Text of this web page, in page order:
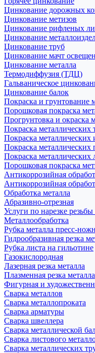
Цинкование дорожных
Цинкование метизов
Цинкование рифленых
Цинкование
Цинкование труб
Цинкование мачт
Цинкование металла
Термодиффузия (ТДЦ)
Гальваническое
Цинкование балок
Покраска и грунтование
Порошковая покраска
Прогрунтовка и окраска
Покраска металлических
Покраска металлических
Покраска металлических
Покраска металлических
Порошковая покраска
Антикоррозийная
Антикоррозийная
Обработка металла
Абразивно-отрезная
Услуги по нарезке
Металлообработка
Рубка металла пресс-
Гидрообразивная резка
Рубка листа на гильотине
Газокислородная
Лазерная резка металла
Плазменная резка металла
Фигурная и
Сварка металлов
Сварка металлопроката
Сварка арматуры
Сварка швеллера
Сварка металлической
Сварка листового
Сварка металлических